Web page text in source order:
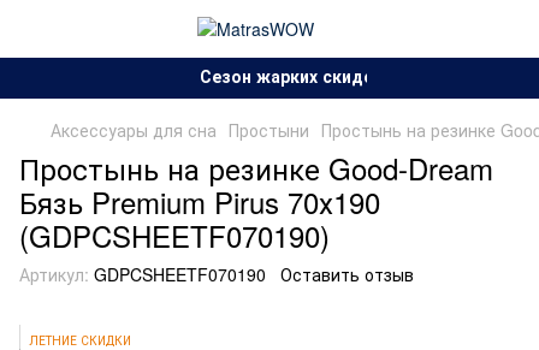
Сезон жарких скидок!.
Аксессуары для сна Простыни Простынь на резинке
Простынь на резинке Good-Dream
Бязь Premium Pirus 70х190
(GDPCSHEETF070190)
Артикул: GDPCSHEETF070190 Оставить отзыв
ЛЕТНИЕ СКИДКИ